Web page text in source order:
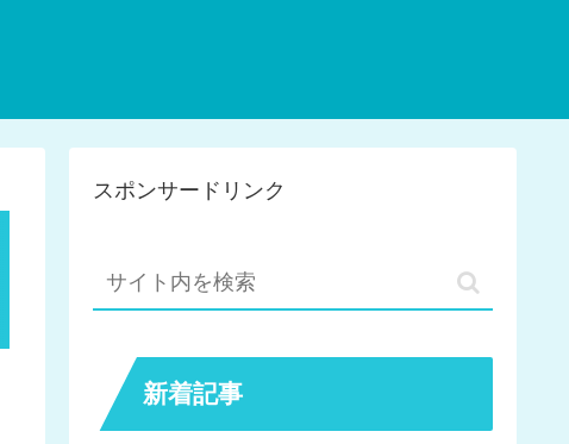
スポンサードリンク
新着記事